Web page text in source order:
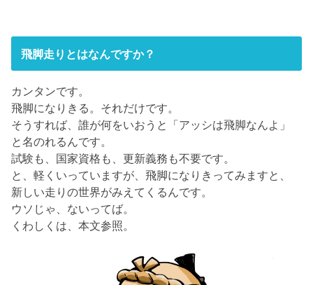
飛脚走りとはなんですか？
カンタンです。
飛脚になりきる。それだけです。
そうすれば、誰が何をいおうと「アッシは飛脚なんよ」
と名のれるんです。
試験も、国家資格も、更新義務も不要です。
と、軽くいっていますが、飛脚になりきってみますと、
新しい走りの世界がみえてくるんです。
ウソじゃ、ないってば。
くわしくは、本文参照。